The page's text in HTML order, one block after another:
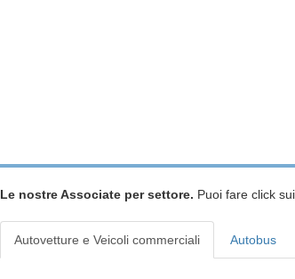
Le nostre Associate per settore. Puoi fare click
Autovetture e Veicoli commerciali Autobus